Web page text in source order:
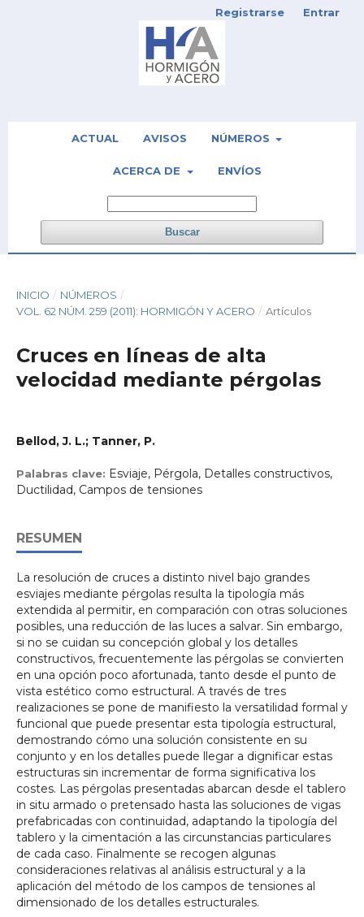
ACTUAL AVISOS NÚMEROS
ACERCA DE ENVÍOS
Buscar
Registrarse Entrar
INICIO / NÚMEROS /
VOL. 62 NÚM. 259 (2011): HORMIGÓN Y ACERO / Artículos
Cruces en líneas de alta
velocidad mediante pérgolas
Bellod, J. L.; Tanner, P.
Palabras clave: Esviaje, Pérgola, Detalles constructivos,
Ductilidad, Campos de tensiones
RESUMEN
La resolución de cruces a distinto nivel bajo grandes
esviajes mediante pérgolas resulta la tipología más
extendida al permitir, en comparación con otras soluciones
posibles, una reducción de las luces a salvar. Sin embargo,
si no se cuidan su concepción global y los detalles
constructivos, frecuentemente las pérgolas se convierten
en una opción poco afortunada, tanto desde el punto de
vista estético como estructural. A través de tres
realizaciones se pone de manifiesto la versatilidad formal y
funcional que puede presentar esta tipología estructural,
demostrando cómo una solución consistente en su
conjunto y en los detalles puede llegar a dignificar estas
estructuras sin incrementar de forma significativa los
costes. Las pérgolas presentadas abarcan desde el tablero
in situ armado o pretensado hasta las soluciones de vigas
prefabricadas con continuidad, adaptando la tipología del
tablero y la cimentación a las circunstancias particulares
de cada caso. Finalmente se recogen algunas
consideraciones relativas al análisis estructural y a la
aplicación del método de los campos de tensiones al
dimensionado de los detalles estructurales.